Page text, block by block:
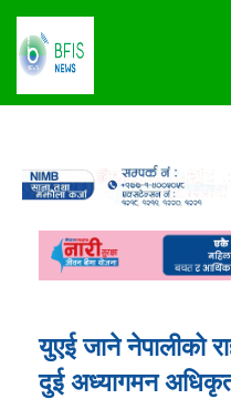
युएई जाने नेपालीको
दुई अध्यागमन अधिकृत